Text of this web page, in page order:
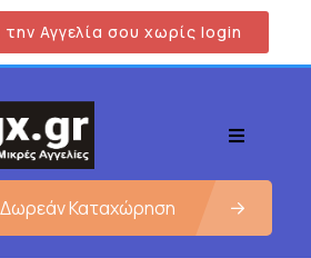
Αγγελία σου χωρίς login
Δωρεάν Καταχώρηση